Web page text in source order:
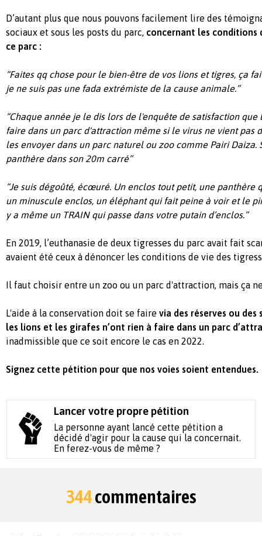
D’autant plus que nous pouvons facilement lire des
sociaux et sous les posts du parc, concernant les conditions
ce parc :
“Faites qq chose pour le bien-être de vos lions et tigres, ça
je ne suis pas une fada extrémiste de la cause animale.”
“Chaque année je le dis lors de l'enquête de satisfaction
faire dans un parc d'attraction même si le virus ne vient pas
les envoyer dans un parc naturel ou zoo comme Pairi Daiza.
panthère dans son 20m carré”
“Je suis dégoûté, écœuré. Un enclos tout petit, une panthère
un minuscule enclos, un éléphant qui fait peine à voir et le
y a même un TRAIN qui passe dans votre putain d’enclos.”
En 2019, l’euthanasie de deux tigresses du parc avait fait
avaient été ceux à dénoncer les conditions de vie des
Il faut choisir entre un zoo ou un parc d'attraction, mais ça
L'aide à la conservation doit se faire via des réserves ou des
les lions et les girafes n’ont rien à faire dans un parc
inadmissible que ce soit encore le cas en 2022.
Signez cette pétition pour que nos voies soient entendues.
Lancer votre propre pétition
La personne ayant lancé cette pétition a
décidé d'agir pour la cause qui la concernait.
En ferez-vous de même ?
344commentaires